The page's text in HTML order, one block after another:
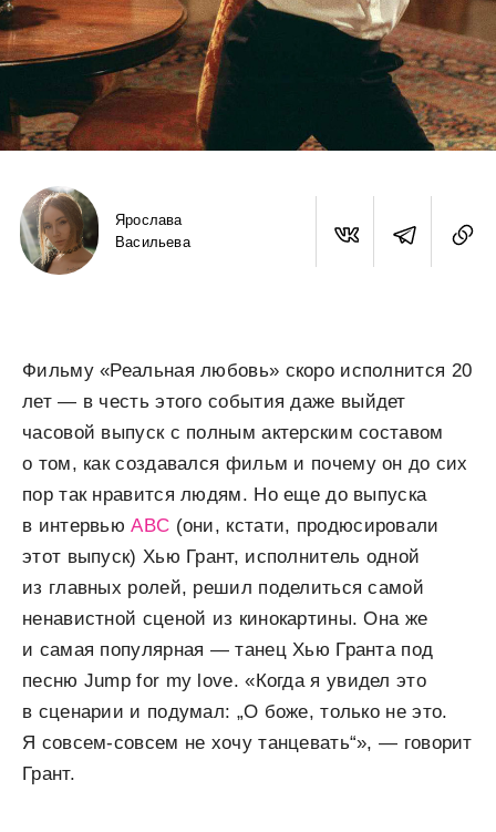
Ярослава
Васильева
Фильму «Реальная любовь» скоро исполнится 20
лет — в честь этого события даже выйдет
часовой выпуск с полным актерским составом
о том, как создавался фильм и почему он до сих
пор так нравится людям. Но еще до выпуска
в интервьюABC (они, кстати, продюсировали
этот выпуск) Хью Грант, исполнитель одной
из главных ролей, решил поделиться самой
ненавистной сценой из кинокартины. Она же
и самая популярная — танец Хью Гранта под
песню Jump for my love. «Когда я увидел это
в сценарии и подумал: „О боже, только не это.
Я совсем-совсем не хочу танцевать“», — говорит
Грант.